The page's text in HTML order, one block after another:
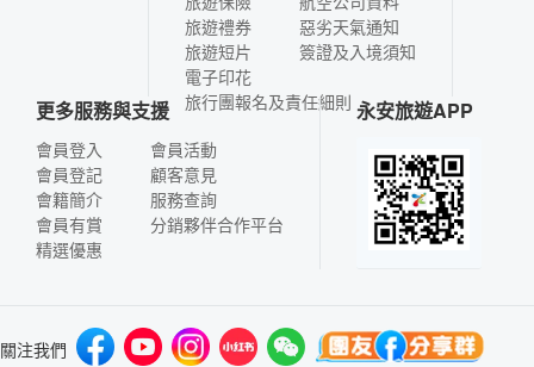
旅遊禮券
旅遊短片
電子印花
惡劣天氣通知
簽證及入境須知
旅行團報名及責任細則
更多服務與支援
會員登入
會員登記
會籍簡介
會員有賞
精選優惠
會員活動
顧客意見
服務查詢
分銷夥伴合作平台
永安旅遊APP
關注我們